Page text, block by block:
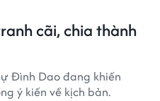
cãi, chia thành
Đình Dao đang khiến
ý kiến về kịch bản.